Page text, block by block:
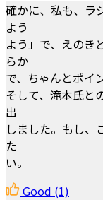
確かに、私も、ラ
よう
よう」で、えのき
らか
で、ちゃんとポイ
そして、滝本氏と
出
しました。もし、
た
い。
Good (1)